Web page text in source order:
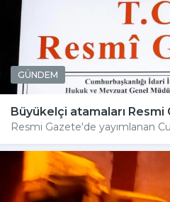
GÜNDEM
Büyükelçi atamaları Resmi
Resmi Gazete'de yayımlanan